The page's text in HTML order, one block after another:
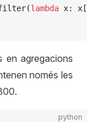
lambda x: x[
en agregacions
només les
python